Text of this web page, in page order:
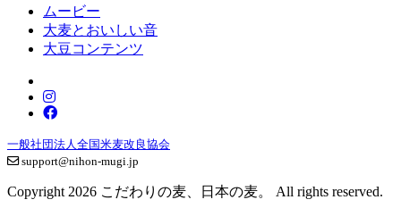
ムービー
大麦とおいしい音
大豆コンテンツ
一般社団法人全国米麦改良協会
support@nihon-mugi.jp
Copyright 2026 こだわりの麦、日本の麦。 All rights reserved.